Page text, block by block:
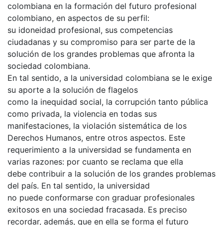
colombiana en la formación del futuro profesional
colombiano, en aspectos de su perfil:
su idoneidad profesional, sus competencias
ciudadanas y su compromiso para ser parte de la
solución de los grandes problemas que afronta la
sociedad colombiana.
En tal sentido, a la universidad colombiana se le exige
su aporte a la solución de flagelos
como la inequidad social, la corrupción tanto pública
como privada, la violencia en todas sus
manifestaciones, la violación sistemática de los
Derechos Humanos, entre otros aspectos. Este
requerimiento a la universidad se fundamenta en
varias razones: por cuanto se reclama que ella
debe contribuir a la solución de los grandes problemas
del país. En tal sentido, la universidad
no puede conformarse con graduar profesionales
exitosos en una sociedad fracasada. Es preciso
recordar, además, que en ella se forma el futuro